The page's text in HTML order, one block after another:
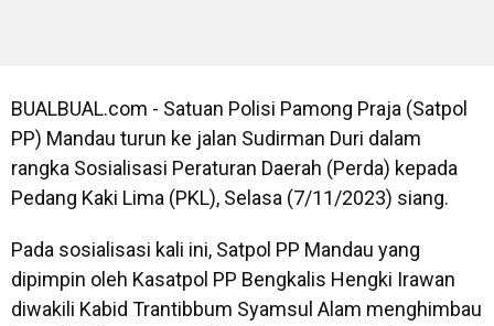
BUALBUAL.com - Satuan Polisi Pamong Praja (Satpol
PP) Mandau turun ke jalan Sudirman Duri dalam
rangka Sosialisasi Peraturan Daerah (Perda) kepada
Pedang Kaki Lima (PKL), Selasa (7/11/2023) siang.
Pada sosialisasi kali ini, Satpol PP Mandau yang
dipimpin oleh Kasatpol PP Bengkalis Hengki Irawan
diwakili Kabid Trantibbum Syamsul Alam menghimbau